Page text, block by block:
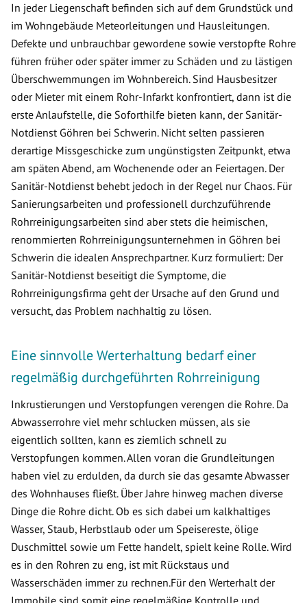
In jeder Liegenschaft befinden sich auf dem Grundstück und
im Wohngebäude Meteorleitungen und Hausleitungen.
Defekte und unbrauchbar gewordene sowie verstopfte Rohre
führen früher oder später immer zu Schäden und zu lästigen
Überschwemmungen im Wohnbereich. Sind Hausbesitzer
oder Mieter mit einem Rohr-Infarkt konfrontiert, dann ist die
erste Anlaufstelle, die Soforthilfe bieten kann, der Sanitär-
Notdienst Göhren bei Schwerin. Nicht selten passieren
derartige Missgeschicke zum ungünstigsten Zeitpunkt, etwa
am späten Abend, am Wochenende oder an Feiertagen. Der
Sanitär-Notdienst behebt jedoch in der Regel nur Chaos. Für
Sanierungsarbeiten und professionell durchzuführende
Rohrreinigungsarbeiten sind aber stets die heimischen,
renommierten Rohrreinigungsunternehmen in Göhren bei
Schwerin die idealen Ansprechpartner. Kurz formuliert: Der
Sanitär-Notdienst beseitigt die Symptome, die
Rohrreinigungsfirma geht der Ursache auf den Grund und
versucht, das Problem nachhaltig zu lösen.
Eine sinnvolle Werterhaltung bedarf einer
regelmäßig durchgeführten Rohrreinigung
Inkrustierungen und Verstopfungen verengen die Rohre. Da
Abwasserrohre viel mehr schlucken müssen, als sie
eigentlich sollten, kann es ziemlich schnell zu
Verstopfungen kommen. Allen voran die Grundleitungen
haben viel zu erdulden, da durch sie das gesamte Abwasser
des Wohnhauses fließt. Über Jahre hinweg machen diverse
Dinge die Rohre dicht. Ob es sich dabei um kalkhaltiges
Wasser, Staub, Herbstlaub oder um Speisereste, ölige
Duschmittel sowie um Fette handelt, spielt keine Rolle. Wird
es in den Rohren zu eng, ist mit Rückstaus und
Wasserschäden immer zu rechnen.Für den Werterhalt der